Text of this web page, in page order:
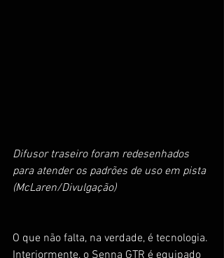
Difusor traseiro foram redesenhados
para atender os padrões de uso em pista
(McLaren/Divulgação)
O que não falta, na verdade, é tecnologia.
Interiormente, o Senna GTR é equipado